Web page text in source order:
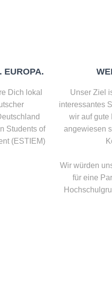
EUROPA.
Dich lokal
Students of
(ESTIEM)
Unser Ziel
interessantes
wir auf gute
angewiesen
Wir würden
für eine